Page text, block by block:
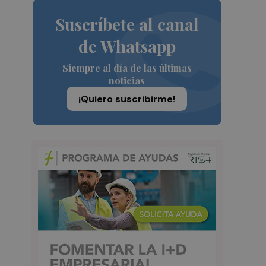
Suscríbete al canal
de Whatsapp
Siempre al día de las últimas
noticias
¡Quiero suscribirme!